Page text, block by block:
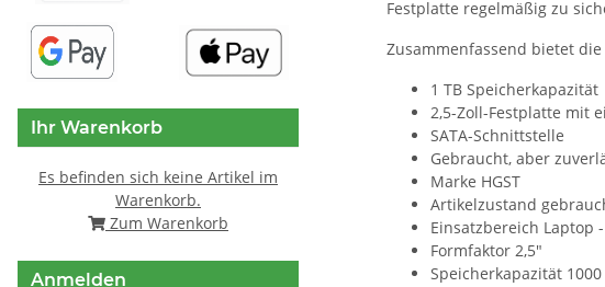
Festplatte regelmäßig zu
Zusammenfassend bietet die
1 TB Speicherkapazität
2,5-Zoll-Festplatte mit
SATA-Schnittstelle
Gebraucht, aber
Marke HGST
Artikelzustand
Einsatzbereich Laptop
Formfaktor 2,5"
Speicherkapazität
Ihr Warenkorb
Es befinden sich keine Artikel im
Warenkorb.
Zum Warenkorb
Anmelden